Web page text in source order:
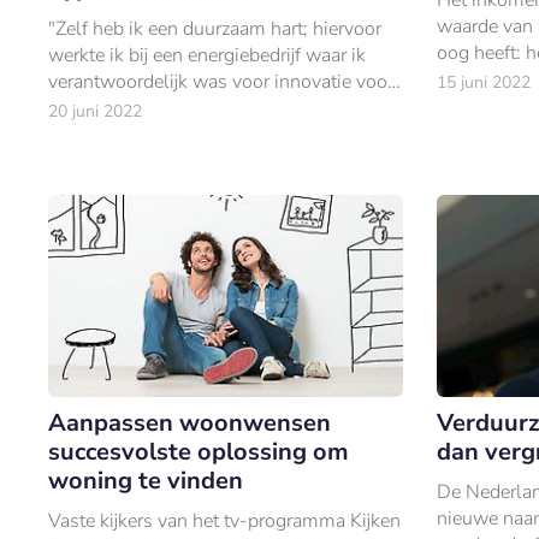
"Zelf heb ik een duurzaam hart; hiervoor
werkte ik bij een energiebedrijf waar ik
verantwoordelijk was voor innovatie voor
de gebouwde omgeving.
20 juni 2022
waarde
oog heeft:
een rol
15 juni 2022
Aanpassen woonwensen
succesvolste oplossing om
woning te vinden
Vaste kijkers van het tv-programma Kijken
dan
De
nieuwe